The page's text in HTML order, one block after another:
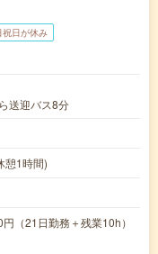
祝日が休み
送迎バス8分
1時間)
（21日勤務＋残業10h）